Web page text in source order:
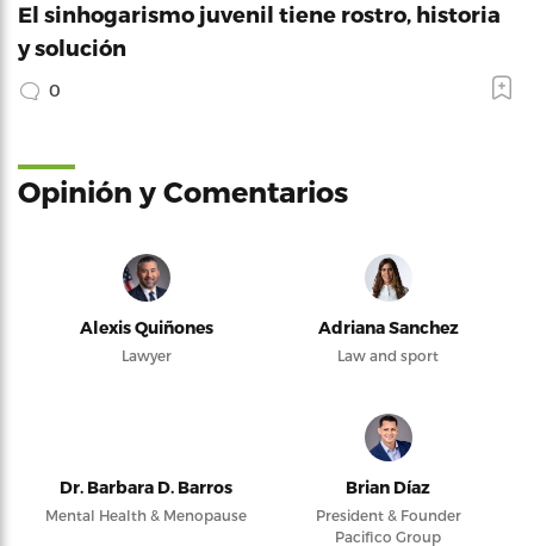
El sinhogarismo juvenil tiene rostro, historia
y solución
0
Opinión y Comentarios
Alexis Quiñones
Lawyer
Adriana Sanchez
Law and sport
Dr. Barbara D. Barros
Mental Health & Menopause
Brian Díaz
President & Founder
Pacifico Group